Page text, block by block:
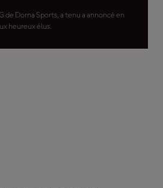
de Dorna Sports, a tenu a annoncé en
heureux élus.